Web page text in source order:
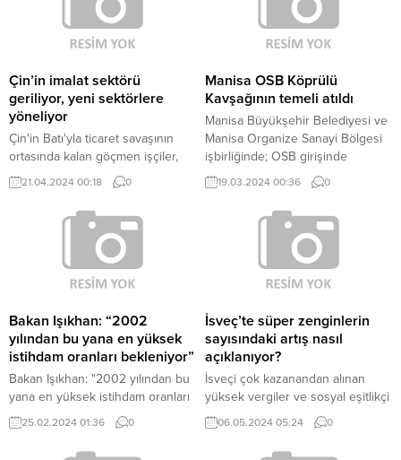
Çin’in imalat sektörü
geriliyor, yeni sektörlere
yöneliyor
Çin'in Batı'yla ticaret savaşının
ortasında kalan göçmen işçiler,
büyük bir zorluk yaşarken, Çin
ekonomisini yüksek teknolojiyle
kurtarmaya çalışıyor.
21.04.2024 00:18 0
Manisa OSB Köprülü
Kavşağının temeli atıldı
Manisa Büyükşehir Belediyesi ve
Manisa Organize Sanayi Bölgesi
işbirliğinde; OSB girişinde
yaşanan trafik yoğunluğuna nefes
aldırmak amacıyla hazırlanan 3
katlı kavşak projesinin temeli,
19.03.2024 00:36 0
Bakan Işıkhan: “2002
yılından bu yana en yüksek
istihdam oranları bekleniyor”
Bakan Işıkhan: "2002 yılından bu
yana en yüksek istihdam oranları
bekleniyor" Bakan Işıkhan
Manisa'da "İş-Pozitif" Kadın
İstihdamı Projesi toplantısına
25.02.2024 01:36 0
İsveç’te süper zenginlerin
sayısındaki artış nasıl
açıklanıyor?
İsveçi çok kazanandan alınan
yüksek vergiler ve sosyal eşitlikçi
politikalarla bilinen bir ülke ancak
yakın zamanda Avrupa’nın süper
zenginleri arasında popüler oldu.
06.05.2024 05:24 0